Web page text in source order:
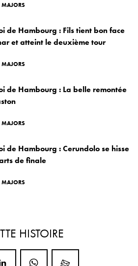
de Hambourg : Fils tient bon face
et atteint le deuxième tour
de Hambourg : La belle remontée
de Hambourg : Cerundolo se hisse
de finale
HISTOIRE